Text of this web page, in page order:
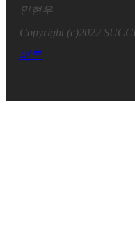
민현우
Copyright (c)2022
버튼